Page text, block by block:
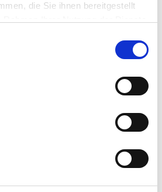
die Sie ihnen bereitgestellt